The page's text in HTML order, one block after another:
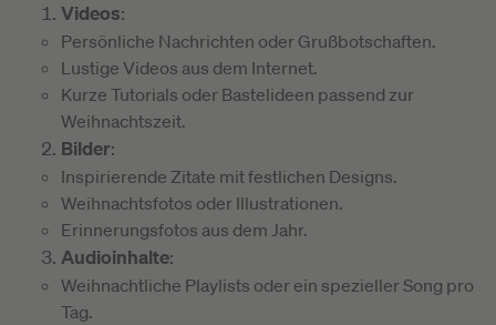
Videos:
Persönliche Nachrichten oder Grußbotschaften.
Lustige Videos aus dem Internet.
Kurze Tutorials oder Bastelideen passend zur
Weihnachtszeit.
Bilder:
Inspirierende Zitate mit festlichen Designs.
Weihnachtsfotos oder Illustrationen.
Erinnerungsfotos aus dem Jahr.
Audioinhalte:
Weihnachtliche Playlists oder ein spezieller Song pro
Tag.